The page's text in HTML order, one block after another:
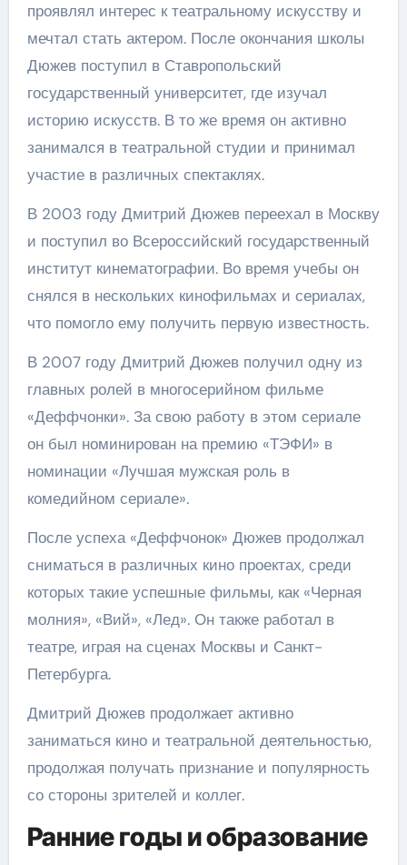
проявлял интерес к театральному искусству и
мечтал стать актером. После окончания школы
Дюжев поступил в Ставропольский
государственный университет, где изучал
историю искусств. В то же время он активно
занимался в театральной студии и принимал
участие в различных спектаклях.
В 2003 году Дмитрий Дюжев переехал в Москву
и поступил во Всероссийский государственный
институт кинематографии. Во время учебы он
снялся в нескольких кинофильмах и сериалах,
что помогло ему получить первую известность.
В 2007 году Дмитрий Дюжев получил одну из
главных ролей в многосерийном фильме
«Деффчонки». За свою работу в этом сериале
он был номинирован на премию «ТЭФИ» в
номинации «Лучшая мужская роль в
комедийном сериале».
После успеха «Деффчонок» Дюжев продолжал
сниматься в различных кино проектах, среди
которых такие успешные фильмы, как «Черная
молния», «Вий», «Лед». Он также работал в
театре, играя на сценах Москвы и Санкт-
Петербурга.
Дмитрий Дюжев продолжает активно
заниматься кино и театральной деятельностью,
продолжая получать признание и популярность
со стороны зрителей и коллег.
Ранние годы и образование